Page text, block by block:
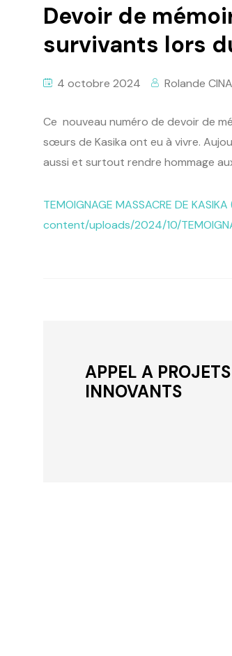
Devoir de
survivants lors
4 octobre 2024 Rolande
Ce nouveau numéro de devoir de
sœurs de Kasika ont eu à vivre.
aussi et surtout rendre hommage
TEMOIGNAGE MASSACRE DE KASIKA
content/uploads/2024/10/
APPEL A PROJETS
INNOVANTS